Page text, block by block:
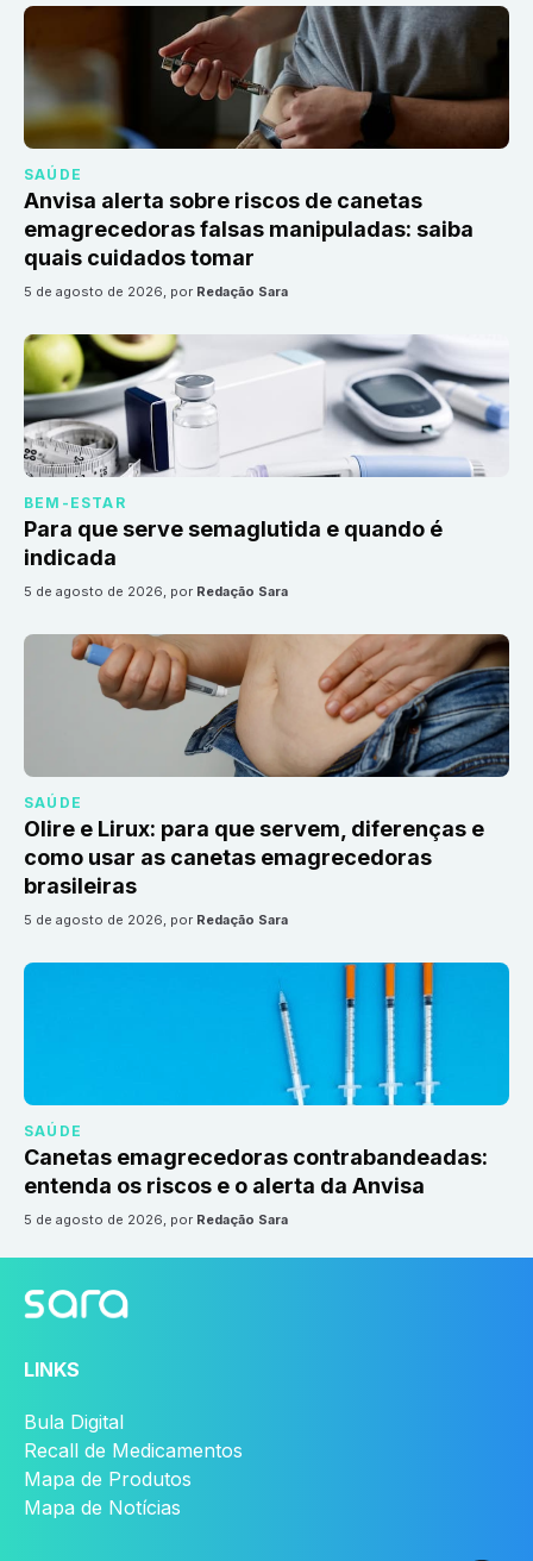
SAÚDE
Anvisa alerta sobre riscos de canetas
emagrecedoras falsas manipuladas: saiba
quais cuidados tomar
5 de agosto de 2026, por Redação Sara
BEM-ESTAR
Para que serve semaglutida e quando é
indicada
5 de agosto de 2026, por Redação Sara
SAÚDE
Olire e Lirux: para que servem, diferenças e
como usar as canetas emagrecedoras
brasileiras
5 de agosto de 2026, por Redação Sara
SAÚDE
Canetas emagrecedoras contrabandeadas:
entenda os riscos e o alerta da Anvisa
5 de agosto de 2026, por Redação Sara
LINKS
Bula Digital
Recall de Medicamentos
Mapa de Produtos
Mapa de Notícias